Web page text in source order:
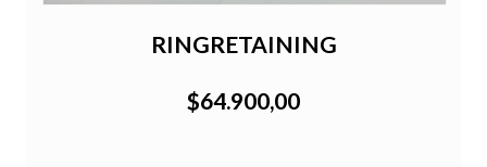
RINGRETAINING
$64.900,00